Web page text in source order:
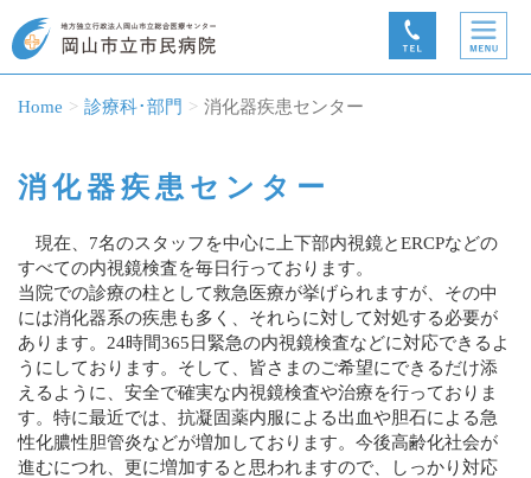
Home 診療科･部門 消化器疾患センター
消化器疾患センター
現在、7名のスタッフを中心に上下部内視鏡とERCPなどの
すべての内視鏡検査を毎日行っております。
当院での診療の柱として救急医療が挙げられますが、その中
には消化器系の疾患も多く、それらに対して対処する必要が
あります。24時間365日緊急の内視鏡検査などに対応できるよ
うにしております。そして、皆さまのご希望にできるだけ添
えるように、安全で確実な内視鏡検査や治療を行っておりま
す。特に最近では、抗凝固薬内服による出血や胆石による急
性化膿性胆管炎などが増加しております。今後高齢化社会が
進むにつれ、更に増加すると思われますので、しっかり対応